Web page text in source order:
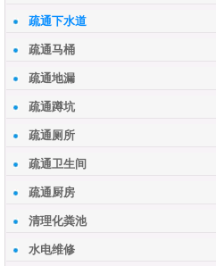
疏通下水道
疏通马桶
疏通地漏
疏通蹲坑
疏通厕所
疏通卫生间
疏通厨房
清理化粪池
水电维修